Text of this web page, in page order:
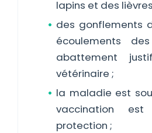
lapins et des
des gonflements
écoulements
abattement
vétérinaire ;
la maladie est
vaccination
protection ;